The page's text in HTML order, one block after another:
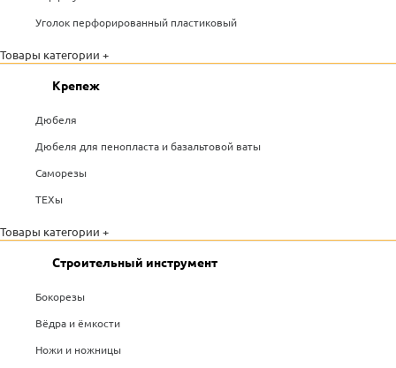
Уголок перфорированный пластиковый
Товары категории +
Крепеж
Дюбеля
Дюбеля для пенопласта и базальтовой ваты
Саморезы
ТЕХы
Товары категории +
Строительный инструмент
Бокорезы
Вёдра и ёмкости
Ножи и ножницы